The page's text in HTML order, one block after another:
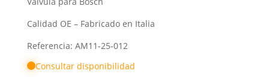
Calidad OE – Fabricado en Italia
Referencia: AM11-25-012
Consultar disponibilidad